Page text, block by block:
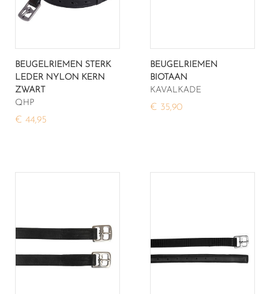
BEUGELRIEMEN STERK
LEDER NYLON KERN
ZWART
QHP
€ 44,95
BEUGELRIEMEN
BIOTAAN
KAVALKADE
€ 35,90